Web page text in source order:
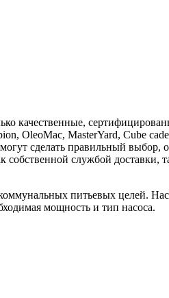
качественные,
OleoMac, MasterYard, Cube
сделать правильный выбор,
службой доставки,
питьевых целей.
мощность и тип насоса.